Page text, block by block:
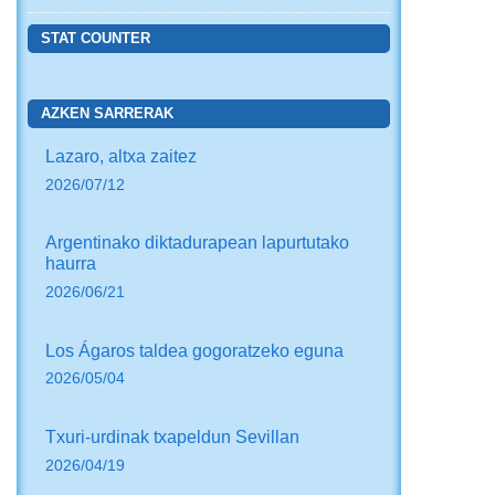
STAT COUNTER
AZKEN SARRERAK
Lazaro, altxa zaitez
2026/07/12
Argentinako diktadurapean lapurtutako
haurra
2026/06/21
Los Ágaros taldea gogoratzeko eguna
2026/05/04
Txuri-urdinak txapeldun Sevillan
2026/04/19